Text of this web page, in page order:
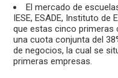
El mercado de
IESE, ESADE, Instituto de
que estas cinco primeras
una cuota conjunta del
de negocios, la cual se
primeras empresas.